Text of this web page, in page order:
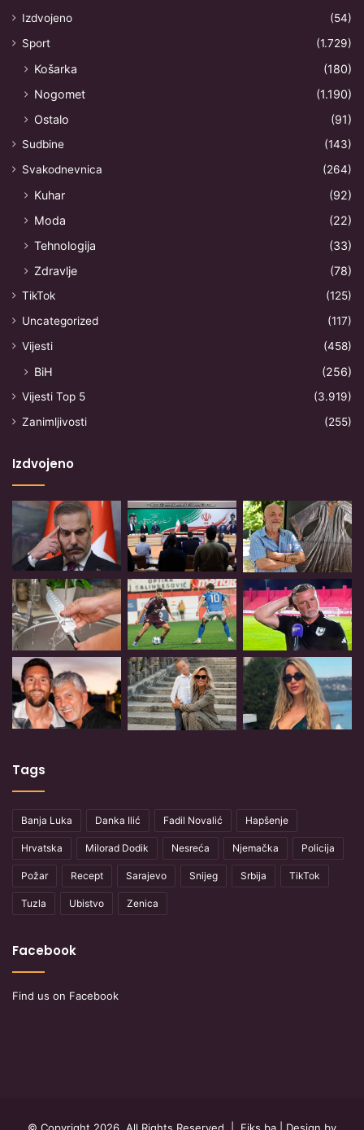
Izdvojeno
(54)
Sport
(1.729)
Košarka
(180)
Nogomet
(1.190)
Ostalo
(91)
Sudbine
(143)
Svakodnevnica
(264)
Kuhar
(92)
Moda
(22)
Tehnologija
(33)
Zdravlje
(78)
TikTok
(125)
Uncategorized
(117)
Vijesti
(458)
BiH (256)
Vijesti Top 5
(3.919)
Zanimljivosti
(255)
Izdvojeno
Tags
Banja Luka Danka Ilić Fadil Novalić Hapšenje
Hrvatska Milorad Dodik Nesreća Njemačka Policija
Požar Recept Sarajevo Snijeg Srbija TikTok
Tuzla Ubistvo Zenica
Facebook
Find us on Facebook